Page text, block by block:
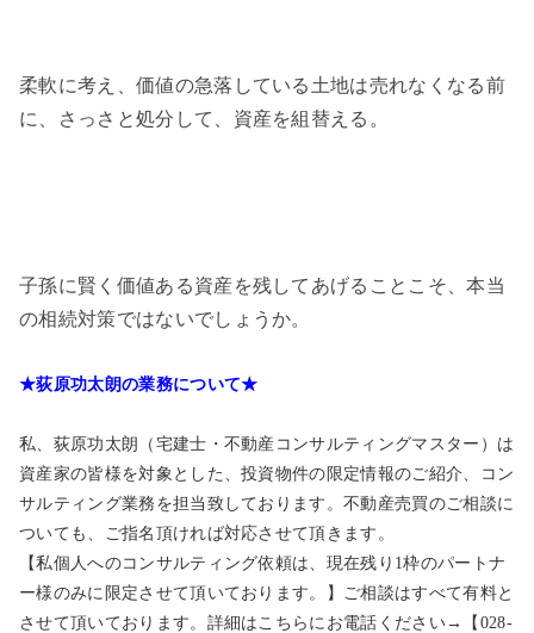
柔軟に考え、価値の急落している土地は売れなくなる前
に、さっさと処分して、資産を組替える。
子孫に賢く価値ある資産を残してあげることこそ、本当
の相続対策ではないでしょうか。
★荻原功太朗の業務について★
私、荻原功太朗（宅建士・不動産コンサルティングマスター）は
資産家の皆様を対象とした、投資物件の限定情報のご紹介、コン
サルティング業務を担当致しております。不動産売買のご相談に
ついても、ご指名頂ければ対応させて頂きます。
【私個人へのコンサルティング依頼は、現在残り1枠のパートナ
ー様のみに限定させて頂いております。】ご相談はすべて有料と
させて頂いております。詳細はこちらにお電話ください→【028-